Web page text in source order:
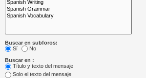
Buscar en subforos:
Sí
No
Buscar en :
Título y texto del mensaje
Solo el texto del mensaje